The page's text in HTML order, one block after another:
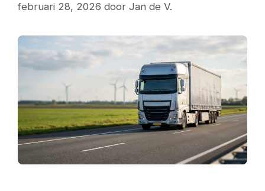
februari 28, 2026 door Jan de V.